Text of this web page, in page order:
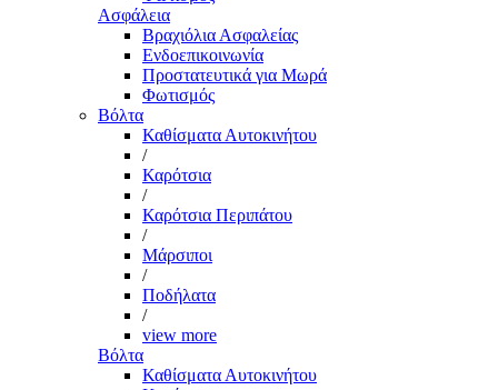
Ασφάλεια
Βραχιόλια Ασφαλείας
Ενδοεπικοινωνία
Προστατευτικά για Μωρά
Φωτισμός
Βόλτα
Καθίσματα Αυτοκινήτου
/
Καρότσια
/
Καρότσια Περιπάτου
/
Μάρσιποι
/
Ποδήλατα
/
view more
Βόλτα
Καθίσματα Αυτοκινήτου